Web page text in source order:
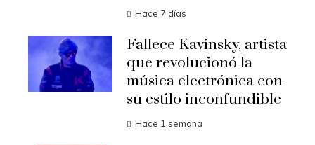
Hace 7 días
Fallece Kavinsky, artista
que revolucionó la
música electrónica con
su estilo inconfundible
Hace 1 semana